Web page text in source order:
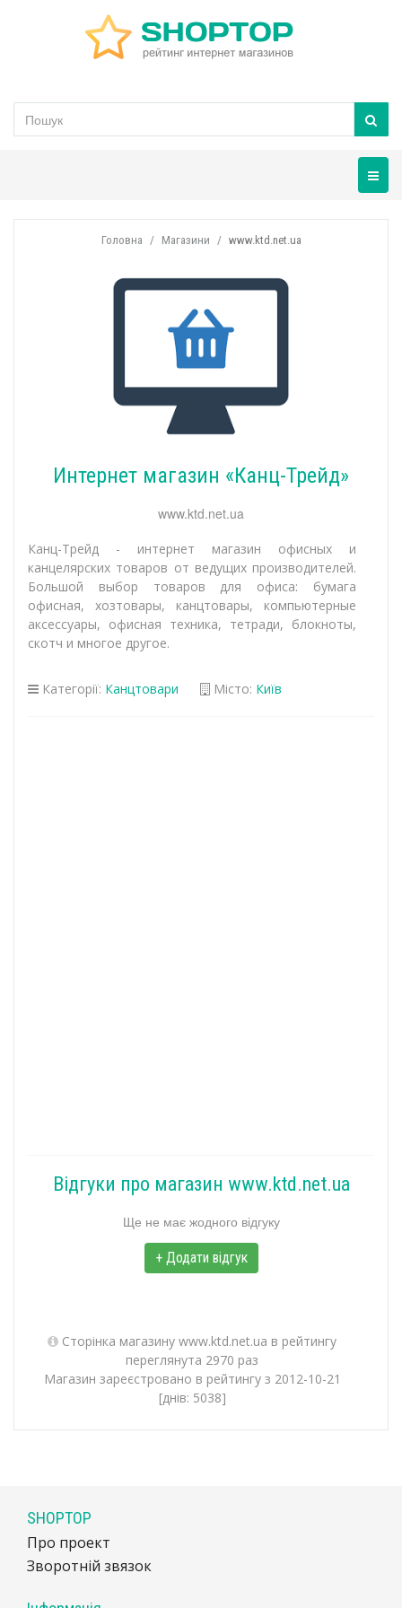
Головна Магазини www.ktd.net.ua
Интернет магазин «Канц-Трейд»
www.ktd.net.ua
Канц-Трейд - интернет магазин офисных и
канцелярских товаров от ведущих производителей.
Большой выбор товаров для офиса: бумага
офисная, хозтовары, канцтовары, компьютерные
аксессуары, офисная техника, тетради, блокноты,
скотч и многое другое.
Категорії: Канцтовари Місто: Київ
Відгуки про магазин www.ktd.net.ua
Ще не має жодного відгуку
+ Додати відгук
Сторінка магазину www.ktd.net.ua в рейтингу
переглянута 2970 раз
Магазин зареєстровано в рейтингу з 2012-10-21
[днів: 5038]
SHOPTOP
Про проект
Зворотній звязок